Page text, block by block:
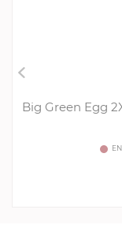
Big Green Egg